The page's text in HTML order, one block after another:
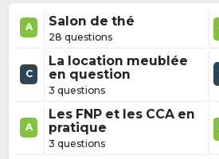
A Salon de thé
28 questions
C
La location meublée
en question
3 questions
A
Les FNP et les CCA en
pratique
3 questions